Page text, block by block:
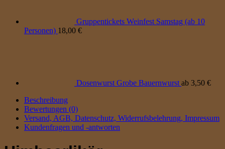
Gruppentickets Weinfest Samstag (ab 10
Personen) 18,00 €
Dosenwurst Grobe Bauernwurst ab 3,50 €
Beschreibung
Bewertungen (0)
Versand, AGB, Datenschutz, Widerrufsbelehrung, Impressum
Kundenfragen und -antworten